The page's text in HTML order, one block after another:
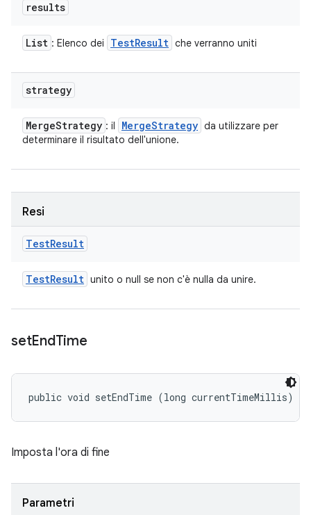
results
List : Elenco dei TestResult che verranno uniti
strategy
MergeStrategy : il MergeStrategy da utilizzare per
determinare il risultato dell'unione.
Resi
TestResult
TestResult unito o null se non c'è nulla da unire.
setEndTime
public void setEndTime (long currentTimeMillis)
Imposta l'ora di fine
Parametri